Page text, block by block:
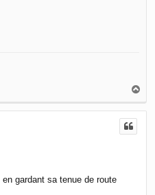
u
gardant sa tenue de route